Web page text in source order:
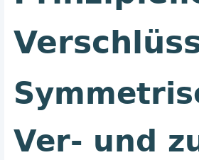
Ver- und